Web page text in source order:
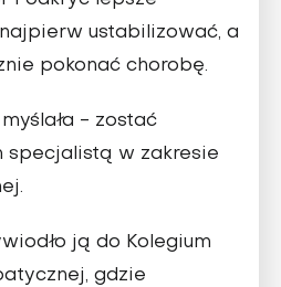
ustabilizować, a
pokonać chorobę.
- zostać
specjalistą w zakresie
ją do Kolegium
gdzie